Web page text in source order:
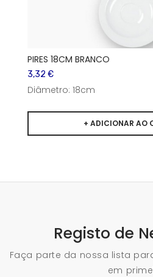
PIRES 18CM BRANCO
3,32 €
Diâmetro: 18cm
Registo de
Faça parte da nossa lista
em